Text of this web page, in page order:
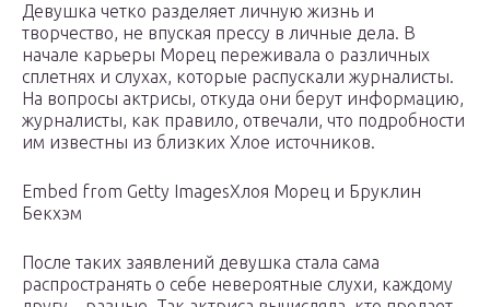
Девушка четко разделяет личную жизнь и
творчество, не впуская прессу в личные дела. В
начале карьеры Морец переживала о различных
сплетнях и слухах, которые распускали журналисты.
На вопросы актрисы, откуда они берут информацию,
журналисты, как правило, отвечали, что подробности
им известны из близких Хлое источников.
Embed from Getty ImagesХлоя Морец и Бруклин
Бекхэм
После таких заявлений девушка стала сама
распространять о себе невероятные слухи, каждому